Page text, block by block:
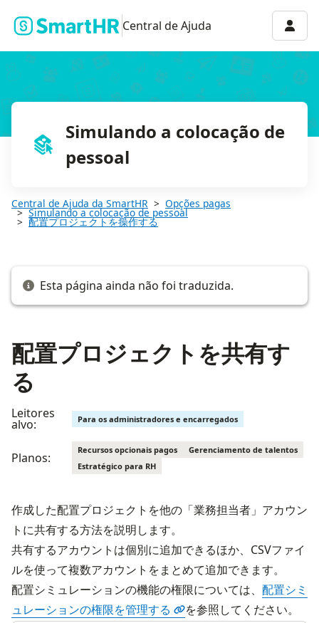
Central de Ajuda
Simulando a colocação de
pessoal
Central de Ajuda da SmartHR Opções pagas
Simulando a colocação de pessoal
配置プロジェクトを操作する
Esta página ainda não foi traduzida.
配置プロジェクトを共有す
る
Leitores
alvo: Para os administradores e encarregados
Planos:
Recursos opcionais pagos
Gerenciamento de talentos
Estratégico para RH
作成した配置プロジェクトを他の「業務担当者」アカウン
トに共有する方法を説明します。
共有するアカウントは個別に追加できるほか、CSVファイ
ルを使って複数アカウントをまとめて追加できます。
配置シミュレーションの機能の権限については、 配置シミ
ュレーションの権限を管理する
を参照してください。